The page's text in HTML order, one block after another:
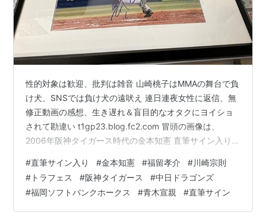
1981年6月3日生まれ・鹿児島県姶良郡姶良町（現・
姶良市）出身・右投左打・血液型O。
1999年に鹿児島工高からドラフト4位で福岡ダイエー
ホークス（現・福岡ソフトバンクホークス）に入
団。背番号は52
2002年までの1軍出場は37試合だが、2003年に小久
保裕紀がオープン戦で故障し戦線離脱するアクシデ
ントによりチャンスをつかみ、俊足好打の内野手と
して先発メンバーに定着した。
2003年は打率.294・30盗塁(リーグ3位)・三塁打9本
(リーグ2位)と、持ち前のシュアな打撃と俊足を発揮
して優勝に貢献した。
2004年は遊撃のレギュラーとして全133試合に出場
し、盗塁王(42個)、最多安打(171安打)のタイトルに
性的対象は歓迎、批判は雑音 山崎桃子はMMAの舞台で負
け犬、SNSでは負け犬の遠吠え 連日連夜女性に返信、無
修正動画の感想、生き遅れ＆盲目的なオタクにヨイショ
されて勘違い t1gp23.blog.fc2.com 冒頭の画像は、
2006年阪神タイガース時代の金本知憲 直筆サイン入り生
入り生写真 六切りサイズ、トラフェスフードタオルを紹
介。 紹介中に、過去に紹介した直筆サイン入り生写真の
売切れ情報を案内する。 画像を15枚アップ。 以下、15
枚の内訳。 金本知憲 直筆サイン入り生写真 3枚 福留孝介
#直筆サイン入り #金本知憲 #福留孝介 #川崎宗則
# トラフェス #阪神タイガース #中日ドラゴンズ
#福岡ソフトバンクホークス #青木宣親 #直筆サイン